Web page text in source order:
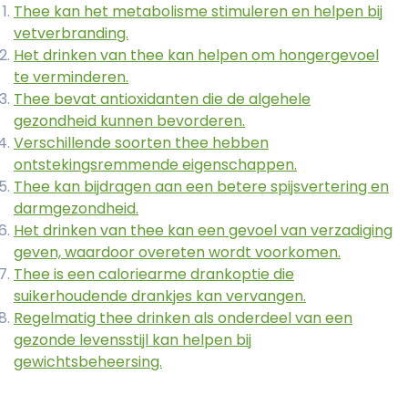
Thee kan het metabolisme stimuleren en helpen bij
vetverbranding.
Het drinken van thee kan helpen om hongergevoel
te verminderen.
Thee bevat antioxidanten die de algehele
gezondheid kunnen bevorderen.
Verschillende soorten thee hebben
ontstekingsremmende eigenschappen.
Thee kan bijdragen aan een betere spijsvertering en
darmgezondheid.
Het drinken van thee kan een gevoel van verzadiging
geven, waardoor overeten wordt voorkomen.
Thee is een caloriearme drankoptie die
suikerhoudende drankjes kan vervangen.
Regelmatig thee drinken als onderdeel van een
gezonde levensstijl kan helpen bij
gewichtsbeheersing.